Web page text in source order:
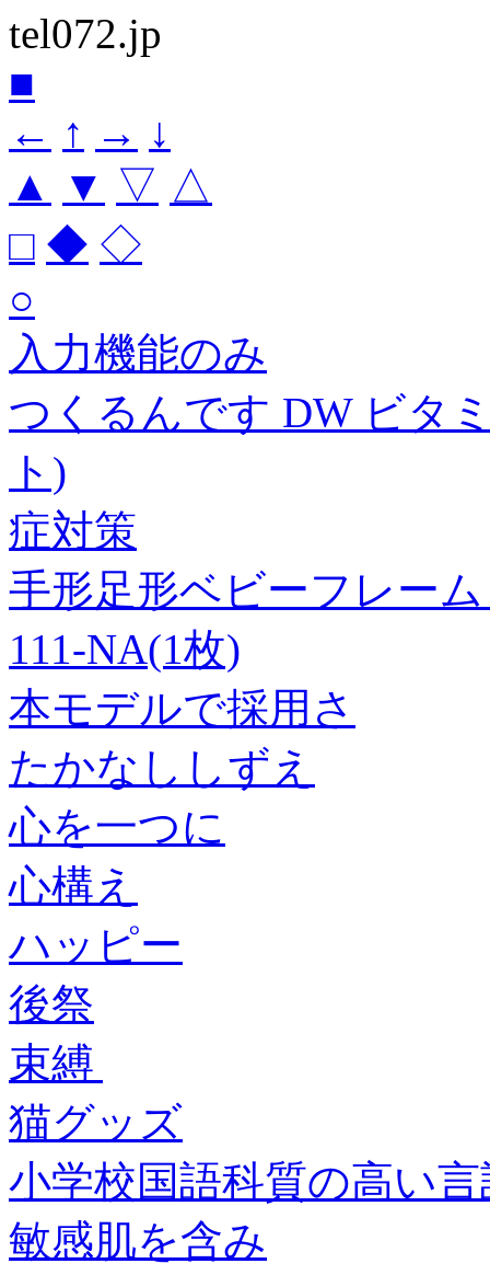
tel072.jp
■
← ↑ → ↓
▲
▼ ▽ △
□ ◆ ◇
○
入力機能のみ
つくるんです DW ビタ
ト)
症対策
手形足形ベビーフレー
111-NA(1枚)
本モデルで採用さ
たかなししずえ
心を一つに
心構え
ハッピー
後祭
束縛
猫グッズ
小学校国語科質の高い
敏感肌を含み